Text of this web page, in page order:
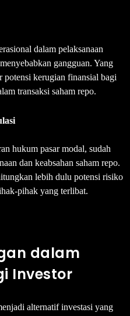
dalam pelaksanaan
gangguan. Yang
potensi kerugian finansial bagi
transaksi saham repo.
hukum pasar modal, sudah
dan keabsahan saham repo.
lebih dulu potensi risiko
pihak yang terlibat.
dalam
Investor
alternatif investasi yang